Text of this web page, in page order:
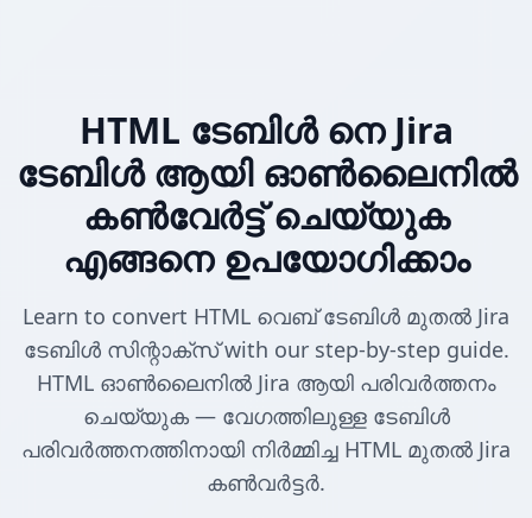
HTML ടേബിൾ നെ Jira
ടേബിൾ ആയി ഓൺലൈനിൽ
കൺവേർട്ട് ചെയ്യുക
എങ്ങനെ ഉപയോഗിക്കാം
Learn to convert HTML വെബ് ടേബിൾ മുതൽ Jira
ടേബിൾ സിന്റാക്സ് with our step-by-step guide.
HTML ഓൺലൈനിൽ Jira ആയി പരിവർത്തനം
ചെയ്യുക — വേഗത്തിലുള്ള ടേബിൾ
പരിവർത്തനത്തിനായി നിർമ്മിച്ച HTML മുതൽ Jira
കൺവർട്ടർ.